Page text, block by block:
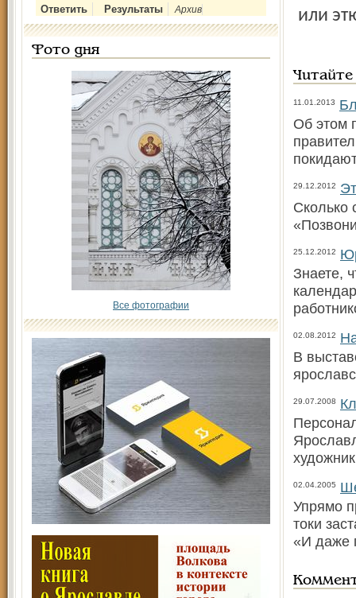
Архив
Фото дня
Все фотографии
или
11.01.2013
Об этом
29.12.2012
Сколько
25.12.2012
Знаете,
02.08.2012
В
29.07.2008
02.04.2005
Упрямо
токи
«И даже